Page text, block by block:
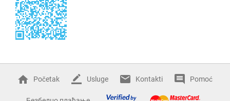
Početak Usluge Kontakti Pomoć